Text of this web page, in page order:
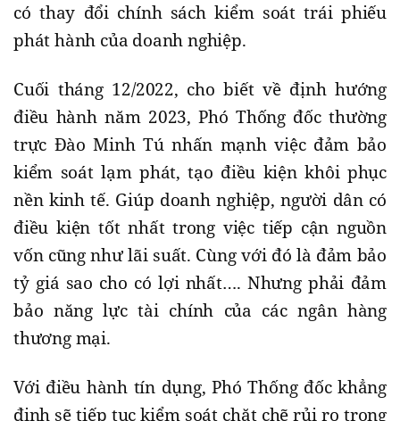
có thay đổi chính sách kiểm soát trái phiếu
phát hành của doanh nghiệp.
Cuối tháng 12/2022, cho biết về định hướng
điều hành năm 2023, Phó Thống đốc thường
trực Đào Minh Tú nhấn mạnh việc đảm bảo
kiểm soát lạm phát, tạo điều kiện khôi phục
nền kinh tế. Giúp doanh nghiệp, người dân có
điều kiện tốt nhất trong việc tiếp cận nguồn
vốn cũng như lãi suất. Cùng với đó là đảm bảo
tỷ giá sao cho có lợi nhất…. Nhưng phải đảm
bảo năng lực tài chính của các ngân hàng
thương mại.
Với điều hành tín dụng, Phó Thống đốc khẳng
định sẽ tiếp tục kiểm soát chặt chẽ rủi ro trong